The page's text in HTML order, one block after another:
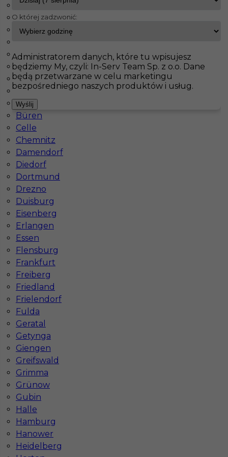
InServ Oferty pracy
Pokaż filtr
Bad Liebenzell
Barth
Bergheim
Blaustein
Blumberg
Bochum
Bonn
Bremen
Büren
Celle
Chemnitz
Damendorf
Diedorf
Dortmund
Drezno
Duisburg
Eisenberg
Erlangen
Essen
Flensburg
Frankfurt
Freiberg
Friedland
Frielendorf
Fulda
Geratal
Getynga
Giengen
Greifswald
Grimma
Grünow
Gubin
Halle
Hamburg
Hanower
Heidelberg
Praca w Niemczech dla operatora koparki
Kategoria Operatorzy
Lokalizacja Niemcy
Wymagane języki
Niemiecki komunikatywny
Stawka 19 - 21 € / h
1
Znaleziono 1 wyników
Najczęściej zadawane pytania (FAQ)
Jak znaleźć pracę za granicą?
Czy praca Niemcy na budowie nadal się
opłaca przy obecnych kosztach życia?
O której zadzwonić:
Administratorem danych, które tu wpisujesz
będziemy My, czyli: In-Serv Team Sp. z o.o. Dane
będą przetwarzane w celu marketingu
bezpośredniego naszych produktów i usług.
Wyślij